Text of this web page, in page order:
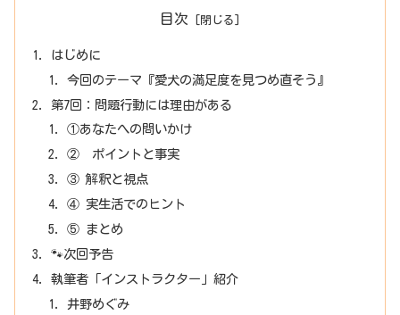
目次
はじめに
今回のテーマ『愛犬の満足度を見つめ直そう』
第7回：問題行動には理由がある
①あなたへの問いかけ
② ポイントと事実
③ 解釈と視点
④ 実生活でのヒント
⑤ まとめ
🐾次回予告
執筆者「インストラクター」紹介
井野めぐみ